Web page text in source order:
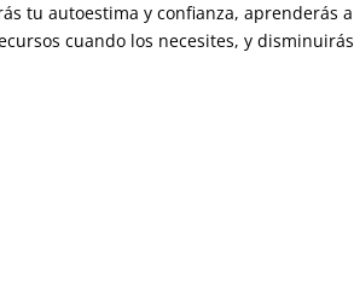
tu autoestima y confianza, aprenderás a
cuando los necesites, y disminuirás